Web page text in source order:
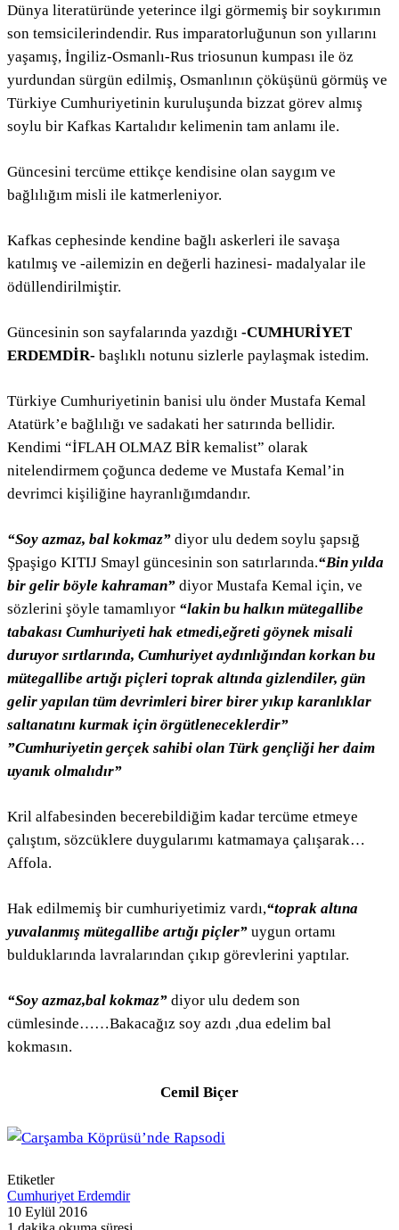
Dünya literatüründe yeterince ilgi görmemiş bir soykırımın
son temsicilerindendir. Rus imparatorluğunun son yıllarını
yaşamış, İngiliz-Osmanlı-Rus triosunun kumpası ile öz
yurdundan sürgün edilmiş, Osmanlının çöküşünü görmüş ve
Türkiye Cumhuriyetinin kuruluşunda bizzat görev almış
soylu bir Kafkas Kartalıdır kelimenin tam anlamı ile.
Güncesini tercüme ettikçe kendisine olan saygım ve
bağlılığım misli ile katmerleniyor.
Kafkas cephesinde kendine bağlı askerleri ile savaşa
katılmış ve -ailemizin en değerli hazinesi- madalyalar ile
ödüllendirilmiştir.
Güncesinin son sayfalarında yazdığı -CUMHURİYET
ERDEMDİR- başlıklı notunu sizlerle paylaşmak istedim.
Türkiye Cumhuriyetinin banisi ulu önder Mustafa Kemal
Atatürk’e bağlılığı ve sadakati her satırında bellidir.
Kendimi “İFLAH OLMAZ BİR kemalist” olarak
nitelendirmem çoğunca dedeme ve Mustafa Kemal’in
devrimci kişiliğine hayranlığımdandır.
“Soy azmaz, bal kokmaz” diyor ulu dedem soylu şapsığ
Şpaşigo KITIJ Smayl güncesinin son satırlarında.“Bin yılda
bir gelir böyle kahraman” diyor Mustafa Kemal için, ve
sözlerini şöyle tamamlıyor “lakin bu halkın mütegallibe
tabakası Cumhuriyeti hak etmedi,eğreti göynek misali
duruyor sırtlarında, Cumhuriyet aydınlığından korkan bu
mütegallibe artığı piçleri toprak altında gizlendiler, gün
gelir yapılan tüm devrimleri birer birer yıkıp karanlıklar
saltanatını kurmak için örgütleneceklerdir”
”Cumhuriyetin gerçek sahibi olan Türk gençliği her daim
uyanık olmalıdır”
Kril alfabesinden becerebildiğim kadar tercüme etmeye
çalıştım, sözcüklere duygularımı katmamaya çalışarak…
Affola.
Hak edilmemiş bir cumhuriyetimiz vardı,“toprak altına
yuvalanmış mütegallibe artığı piçler” uygun ortamı
bulduklarında lavralarından çıkıp görevlerini yaptılar.
“Soy azmaz,bal kokmaz” diyor ulu dedem son
cümlesinde……Bakacağız soy azdı ,dua edelim bal
kokmasın.
Cemil Biçer
Etiketler
Cumhuriyet Erdemdir
10 Eylül 2016